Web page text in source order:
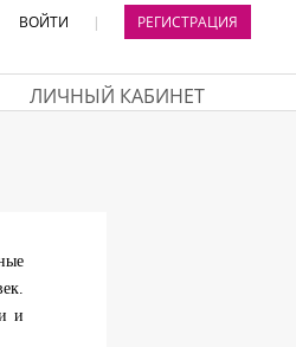
ВОЙТИ | РЕГИСТРАЦИЯ
ЛИЧНЫЙ КАБИНЕТ
и